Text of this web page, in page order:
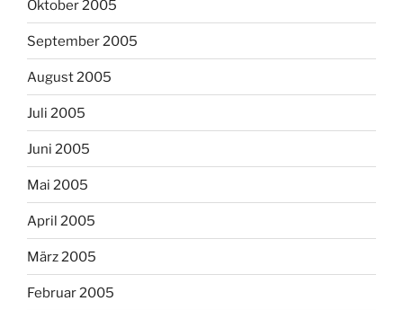
Oktober 2005
September 2005
August 2005
Juli 2005
Juni 2005
Mai 2005
April 2005
März 2005
Februar 2005